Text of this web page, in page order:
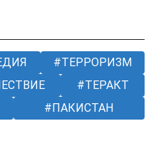
ТЕРРОРИЗМ
ТЕРАКТ
ПАКИСТАН